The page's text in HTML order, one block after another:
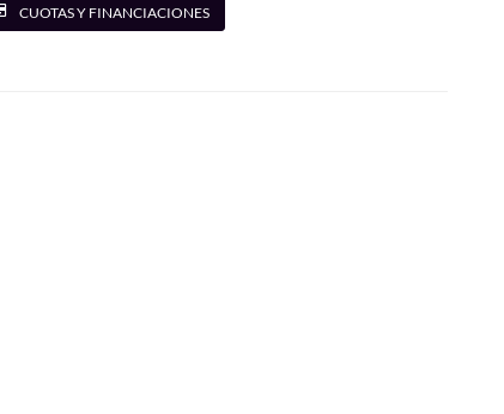
CUOTAS Y FINANCIACIONES